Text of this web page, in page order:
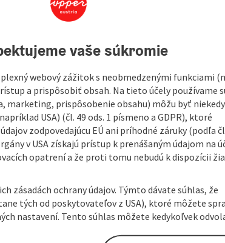
vaše súkromie
webový zážitok s neobmedzenými funkciami
a prispôsobiť obsah. Na tieto účely používame
marketing, prispôsobenie obsahu) môžu byť
USA) (čl. 49 ods. 1 písmeno a GDPR), ktoré
zodpovedajúcu EÚ ani príhodné záruky (podľa
v USA získajú prístup k prenášaným údajom na
opatrení a že proti tomu nebudú k dispozícii
zásadách ochrany údajov. Týmto dávate súhlas, že
tých od poskytovateľov z USA), ktoré môžete
nastavení. Tento súhlas môžete kedykoľvek